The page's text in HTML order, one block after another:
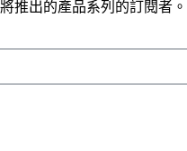
推出的產品系列的訂閱者。